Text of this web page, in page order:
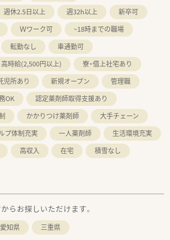
週休2.5日以上 週32h以上
新卒可
Ｗワーク可
~18時までの職場
転勤なし
車通勤可
高時給(2,500円以上)
寮・借上社宅あり
児所あり 新規オープン
管理職
OK
認定薬剤師取得支援あり
かかりつけ薬剤師
大手チェーン
プ体制充実 一人薬剤師
生活環境充実
高収入 在宅 積雪なし
らお探しいただけます。
愛知県 三重県